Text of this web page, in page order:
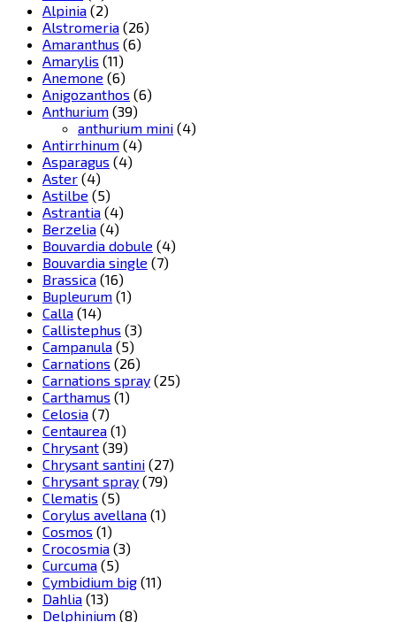
Alpinia (2)
Alstromeria (26)
Amaranthus (6)
Amarylis (11)
Anemone (6)
Anigozanthos (6)
Anthurium (39)
anthurium mini (4)
Antirrhinum (4)
Asparagus (4)
Aster (4)
Astilbe (5)
Astrantia (4)
Berzelia (4)
Bouvardia dobule (4)
Bouvardia single (7)
Brassica (16)
Bupleurum (1)
Calla (14)
Callistephus (3)
Campanula (5)
Carnations (26)
Carnations spray (25)
Carthamus (1)
Celosia (7)
Centaurea (1)
Chrysant (39)
Chrysant santini (27)
Chrysant spray (79)
Clematis (5)
Corylus avellana (1)
Cosmos (1)
Crocosmia (3)
Curcuma (5)
Cymbidium big (11)
Dahlia (13)
Delphinium (8)